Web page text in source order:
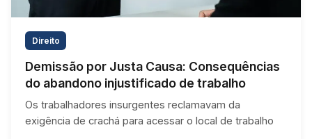
Direito
Demissão por Justa Causa: Consequências
do abandono injustificado de trabalho
Os trabalhadores insurgentes reclamavam da
exigência de crachá para acessar o local de trabalho